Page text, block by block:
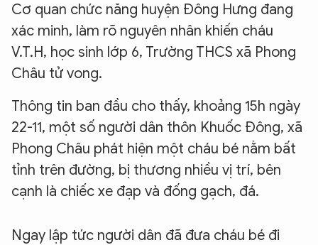
Cơ quan chức năng huyện Đông Hưng đang
xác minh, làm rõ nguyên nhân khiến cháu
V.T.H, học sinh lớp 6, Trường THCS xã Phong
Châu tử vong.
Thông tin ban đầu cho thấy, khoảng 15h ngày
22-11, một số người dân thôn Khuốc Đông, xã
Phong Châu phát hiện một cháu bé nằm bất
tỉnh trên đường, bị thương nhiều vị trí, bên
cạnh là chiếc xe đạp và đống gạch, đá.
Ngay lập tức người dân đã đưa cháu bé đi